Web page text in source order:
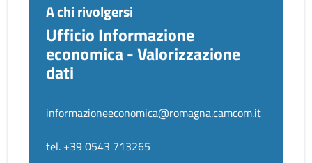
A chi rivolgersi
Ufficio Informazione
economica - Valorizzazione
dati
informazioneeconomica@romagna.camcom.it
tel. +39 0543 713265